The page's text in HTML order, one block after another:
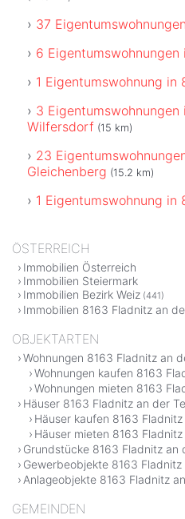
37
6
1 Eigentumswohnung in
3
Wilfersdorf (15 km)
23
Gleichenberg (15.2 km)
1 Eigentumswohnung in
ÖSTERREICH
Immobilien Österreich
Immobilien Steiermark
Immobilien Bezirk Weiz (441)
Immobilien 8163 Fladnitz an
OBJEKTARTEN
Wohnungen 8163 Fladnitz an
Wohnungen kaufen 8163
Wohnungen mieten 8163
Häuser 8163 Fladnitz an der
Häuser kaufen 8163
Häuser mieten 8163
Grundstücke 8163 Fladnitz an
Gewerbeobjekte 8163 Fladnitz
Anlageobjekte 8163 Fladnitz
GEMEINDEN